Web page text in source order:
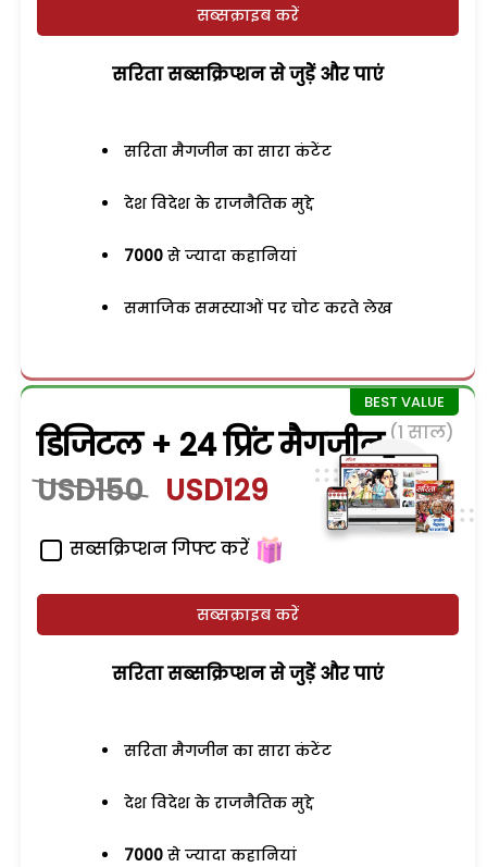
सब्सक्राइब करें
सरिता सब्सक्रिप्शन से जुड़ेें और पाएं
सरिता मैगजीन का सारा कंटेंट
देश विदेश के राजनैतिक मुद्दे
7000 से ज्यादा कहानियां
समाजिक समस्याओं पर चोट करते लेख
डिजिटल + 24 प्रिंट मैगजीन (1 साल)
USD150 USD129
सब्सक्रिप्शन गिफ्ट करें
सब्सक्राइब करें
सरिता सब्सक्रिप्शन से जुड़ेें और पाएं
सरिता मैगजीन का सारा कंटेंट
देश विदेश के राजनैतिक मुद्दे
7000 से ज्यादा कहानियां